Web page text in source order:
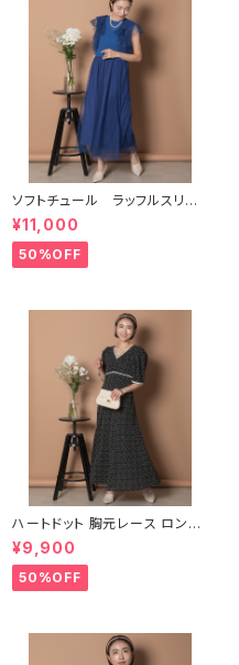
ソフトチュール ラッフルスリー
ブ ロングドレス
¥11,000
50%OFF
ハートドット 胸元レース ロング
フレアワンピース
¥9,900
50%OFF